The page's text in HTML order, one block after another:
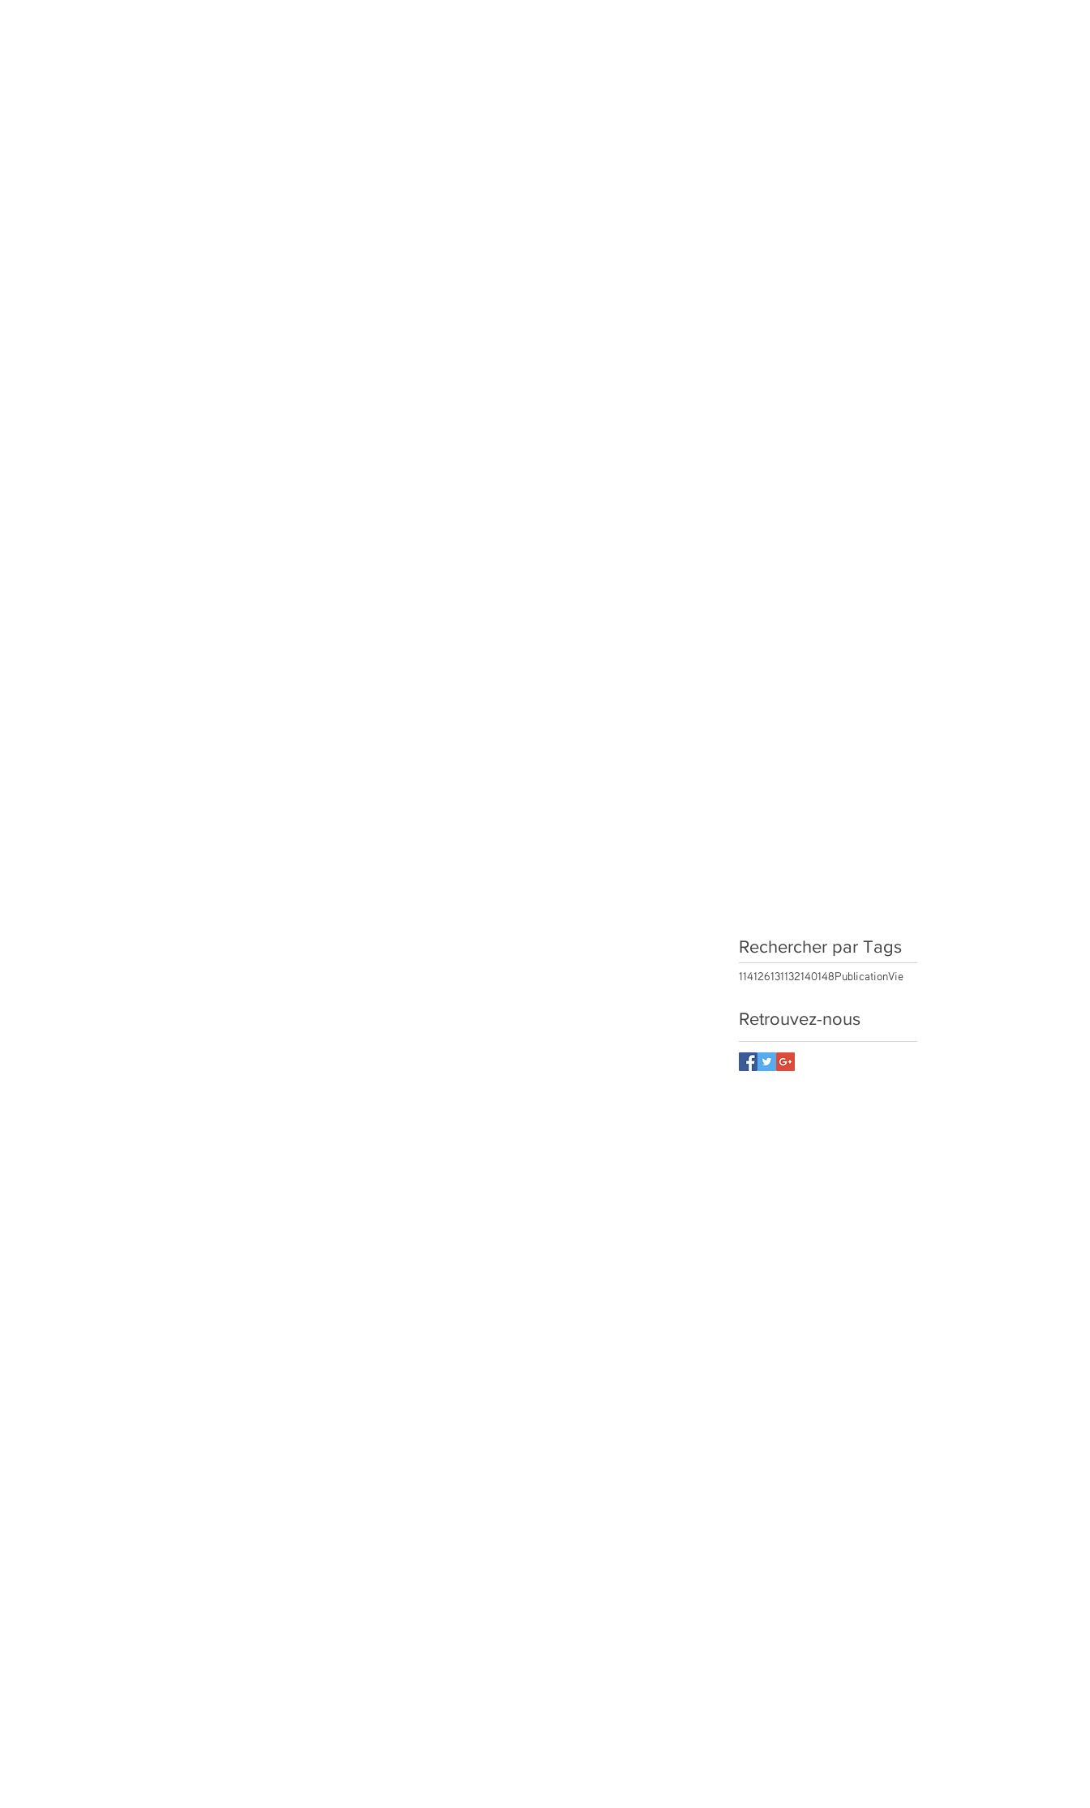
Rechercher par Tags
114126131132140148PublicationVie
Retrouvez-nous